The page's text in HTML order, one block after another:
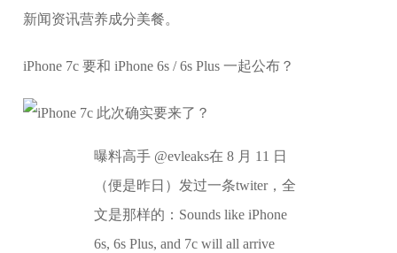
新闻资讯营养成分美餐。
iPhone 7c 要和 iPhone 6s / 6s Plus 一起公布？
曝料高手 @evleaks在 8 月 11 日
（便是昨日）发过一条twiter，全
文是那样的：Sounds like iPhone
6s, 6s Plus, and 7c will all arrive